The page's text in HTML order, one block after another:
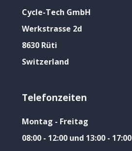
Cycle-Tech GmbH
Werkstrasse 2d
8630 Rüti
Switzerland
Telefonzeiten
Montag - Freitag
08:00 - 12:00 und 13:00 - 17:00